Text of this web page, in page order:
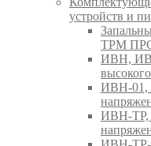
устройств и
ТРМ
ИВН,
ИВН-01,
ИВН-ТР,